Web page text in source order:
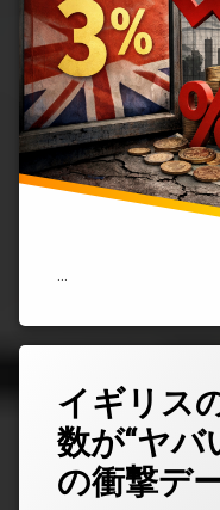
…
3％
に
低
下
――
そ
れ
も
し」
な
い)
イギリス
数が“ヤ
の衝撃デ
ン
ト
を
ど